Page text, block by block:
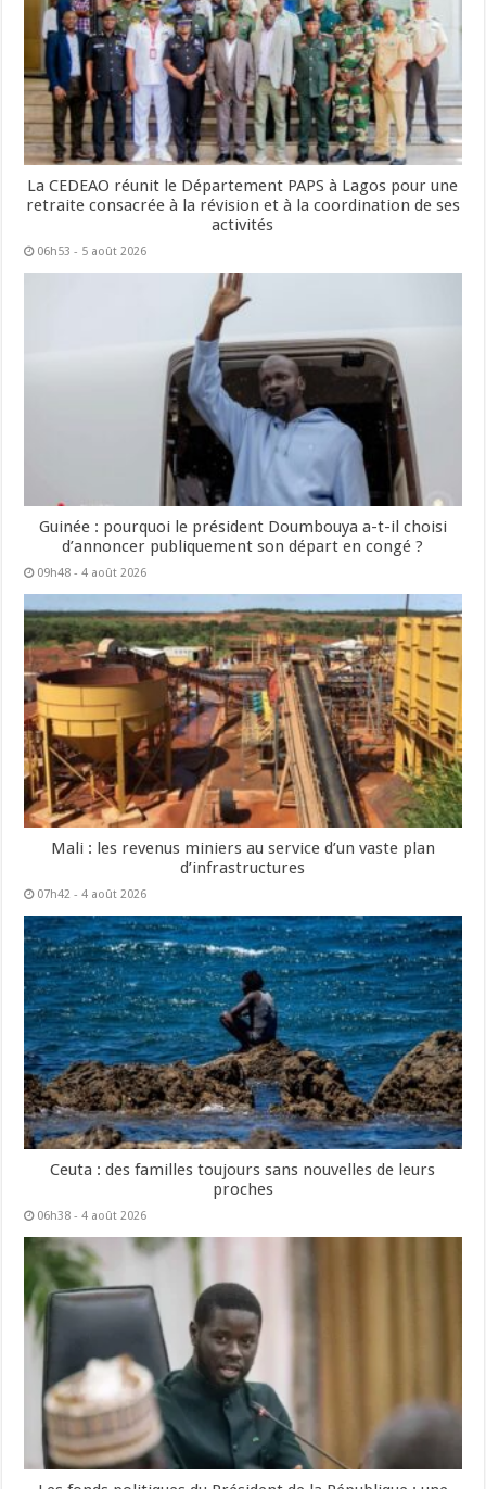
La CEDEAO réunit le Département PAPS à Lagos pour une
retraite consacrée à la révision et à la coordination de ses
activités
06h53 - 5 août 2026
Guinée : pourquoi le président Doumbouya a-t-il choisi
d’annoncer publiquement son départ en congé ?
09h48 - 4 août 2026
Mali : les revenus miniers au service d’un vaste plan
d’infrastructures
07h42 - 4 août 2026
Ceuta : des familles toujours sans nouvelles de leurs
proches
06h38 - 4 août 2026